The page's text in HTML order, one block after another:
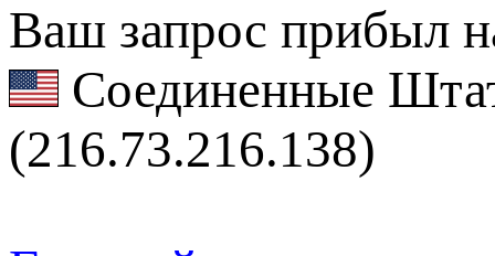
Ваш запрос прибыл
Соединенные
(216.73.216.138)